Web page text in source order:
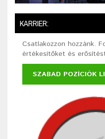
KARRIER:
Csatlakozzon hozzánk.
értékesítőket és
SZABAD POZÍCIÓK